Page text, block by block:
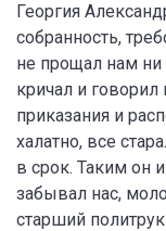
Георгия
собранность,
не прощал нам ни
кричал и говорил
приказания и
халатно, все
в срок. Таким он
забывал нас,
старший